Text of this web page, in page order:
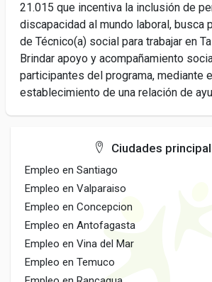
21.015 que incentiva la inclusión de
discapacidad al mundo laboral, busca
de Técnico(a) social para trabajar en
Brindar apoyo y acompañamiento
participantes del programa, mediante
establecimiento de una relación de
Ciudades
Empleo en Santiago
Empleo en Valparaiso
Empleo en Concepcion
Empleo en Antofagasta
Empleo en Vina del Mar
Empleo en Temuco